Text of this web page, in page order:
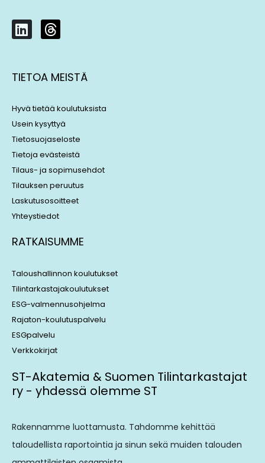
L
i
k
e
i
n
T
h
e
a
s
TIETOA MEISTÄ
Hyvä tietää koulutuksista
Usein kysyttyä
Tietosuojaseloste
Tietoja evästeistä
Tilaus- ja sopimusehdot
Tilauksen peruutus
Laskutusosoitteet
Yhteystiedot
RATKAISUMME
Taloushallinnon koulutukset
Tilintarkastajakoulutukset
ESG-valmennusohjelma
Rajaton-koulutuspalvelu
ESGpalvelu
Verkkokirjat
ST-Akatemia & Suomen Tilintarkastajat
ry - yhdessä olemme ST
Rakennamme luottamusta. Tahdomme kehittää
taloudellista raportointia ja sinun sekä muiden talouden